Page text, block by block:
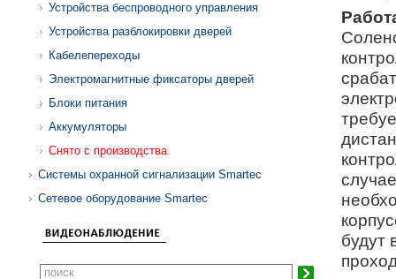
Устройства беспроводного управления
Устройства разблокировки дверей
Кабелепереходы
Электромагнитные фиксаторы дверей
Блоки питания
Аккумуляторы
Снято с производства
Системы охранной сигнализации Smartec
Сетевое оборудование Smartec
будут